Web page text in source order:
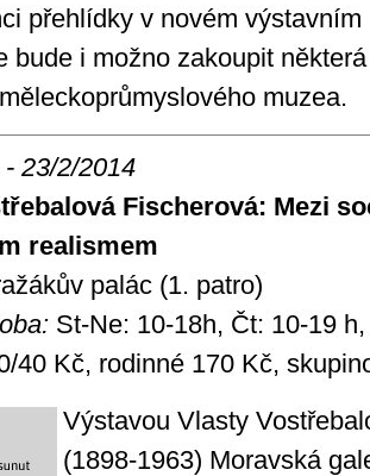
přehlídky v novém výstavním
bude i možno zakoupit
muzea.
23/2/2014
Fischerová: Mezi
realismem
palác (1. patro)
St-Ne: 10-18h, Čt: 10-19
40 Kč, rodinné 170 Kč,
Výstavou Vlasty
(1898-1963) Moravská